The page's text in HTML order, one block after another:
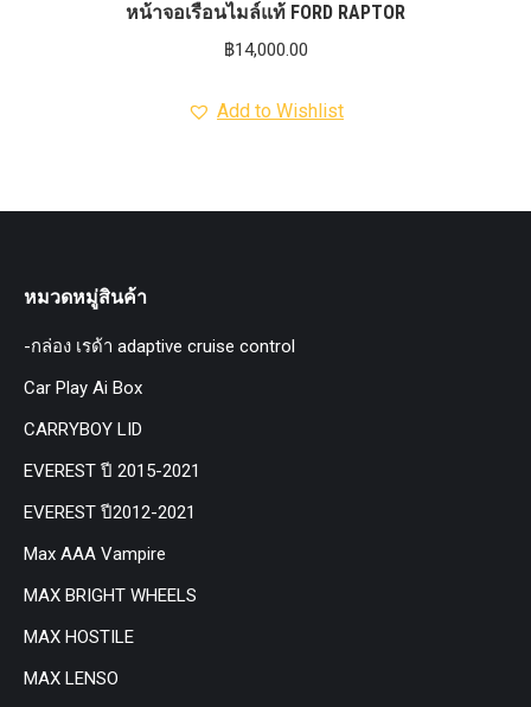
หน้าจอเรือนไมล์แท้ FORD RAPTOR
฿14,000.00
Add to Wishlist
หมวดหมู่สินค้า
-กล่อง เรด้า adaptive cruise control
Car Play Ai Box
CARRYBOY LID
EVEREST ปี 2015-2021
EVEREST ปี2012-2021
Max AAA Vampire
MAX BRIGHT WHEELS
MAX HOSTILE
MAX LENSO